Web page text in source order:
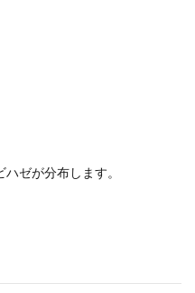
ゼが分布します。